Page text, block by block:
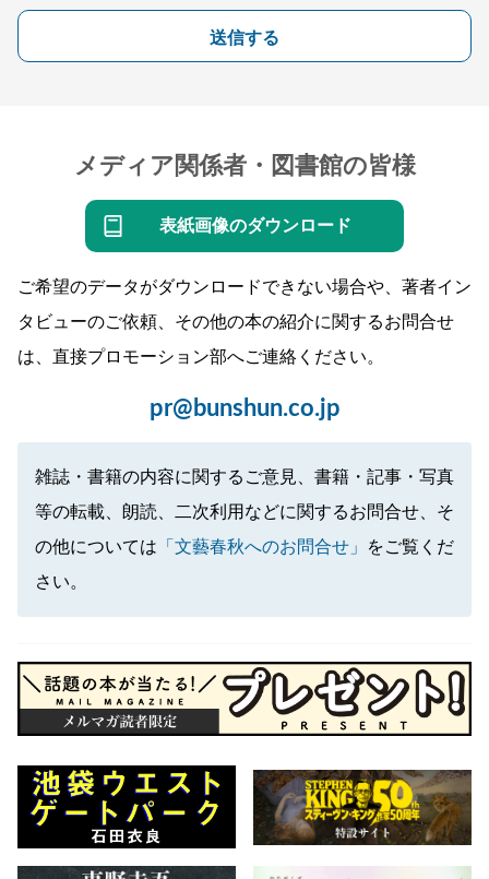
送信する
メディア関係者・図書館の皆様
表紙画像のダウンロード
ご希望のデータがダウンロードできない場合や、著者イン
タビューのご依頼、その他の本の紹介に関するお問合せ
は、直接プロモーション部へご連絡ください。
pr@bunshun.co.jp
雑誌・書籍の内容に関するご意見、書籍・記事・写真
等の転載、朗読、二次利用などに関するお問合せ、そ
の他については 「文藝春秋へのお問合せ」
をご覧くだ
さい。